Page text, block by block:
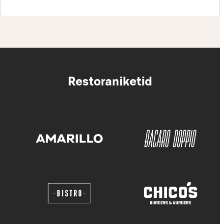
Restoraniketid